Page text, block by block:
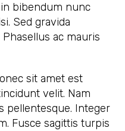
bibendum nunc
Sed gravida
ac mauris
sit amet est
velit. Nam
pellentesque. Integer
Fusce sagittis turpis